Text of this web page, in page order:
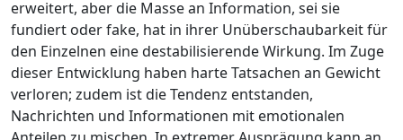
erweitert, aber die Masse an Information, sei sie
fundiert oder fake, hat in ihrer Unüberschaubarkeit für
den Einzelnen eine destabilisierende Wirkung. Im Zuge
dieser Entwicklung haben harte Tatsachen an Gewicht
verloren; zudem ist die Tendenz entstanden,
Nachrichten und Informationen mit emotionalen